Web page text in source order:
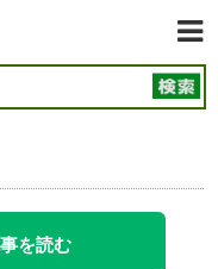
を読む